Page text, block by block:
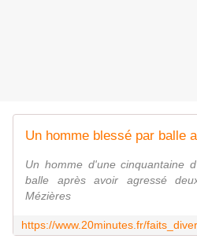
Un homme d'une cinquantaine
balle après avoir agressé
Mézières